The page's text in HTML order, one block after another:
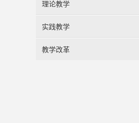
理论教学
实践教学
教学改革